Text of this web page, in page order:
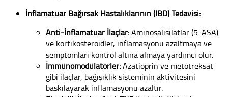
İnflamatuar Bağırsak Hastalıklarının (IBD) Tedavisi:
Anti-İnflamatuar İlaçlar:Aminosalisilatlar (5-ASA)
ve kortikosteroidler, inflamasyonu azaltmaya ve
semptomları kontrol altına almaya yardımcı olur.
İmmünomodülatörler:Azatioprin ve metotreksat
gibi ilaçlar, bağışıklık sisteminin aktivitesini
baskılayarak inflamasyonu azaltır.